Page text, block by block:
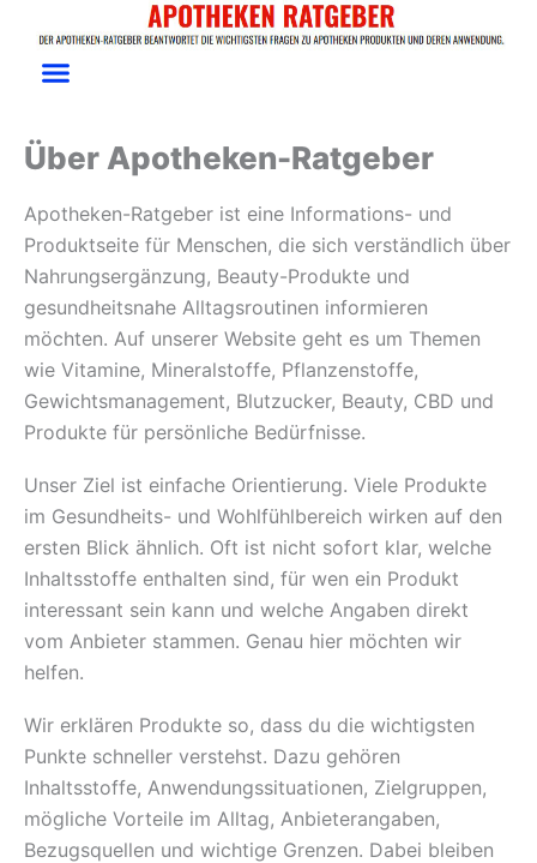
Inhalt
springen
Über uns | Apotheken-
Ratgeber transparent erklärt
Über Apotheken-Ratgeber
Apotheken-Ratgeber ist eine Informations- und
Produktseite für Menschen, die sich verständlich über
Nahrungsergänzung, Beauty-Produkte und
gesundheitsnahe Alltagsroutinen informieren
möchten. Auf unserer Website geht es um Themen
wie Vitamine, Mineralstoffe, Pflanzenstoffe,
Gewichtsmanagement, Blutzucker, Beauty, CBD und
Produkte für persönliche Bedürfnisse.
Unser Ziel ist einfache Orientierung. Viele Produkte
im Gesundheits- und Wohlfühlbereich wirken auf den
ersten Blick ähnlich. Oft ist nicht sofort klar, welche
Inhaltsstoffe enthalten sind, für wen ein Produkt
interessant sein kann und welche Angaben direkt
vom Anbieter stammen. Genau hier möchten wir
helfen.
Wir erklären Produkte so, dass du die wichtigsten
Punkte schneller verstehst. Dazu gehören
Inhaltsstoffe, Anwendungssituationen, Zielgruppen,
mögliche Vorteile im Alltag, Anbieterangaben,
Bezugsquellen und wichtige Grenzen. Dabei bleiben